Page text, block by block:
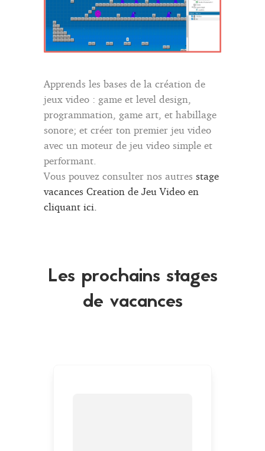
Apprends les bases de la création de
jeux video : game et level design,
programmation, game art, et habillage
sonore; et créer ton premier jeu video
avec un moteur de jeu video simple et
performant.
Vous pouvez consulter nos autres stage
vacances Creation de Jeu Video en
cliquant ici.
Les prochains stages
de vacances